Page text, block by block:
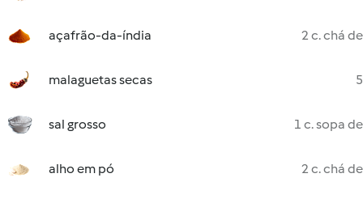
açafrão-da-índia 2 c. chá de
malaguetas secas 5
sal grosso 1 c. sopa de
alho em pó 2 c. chá de